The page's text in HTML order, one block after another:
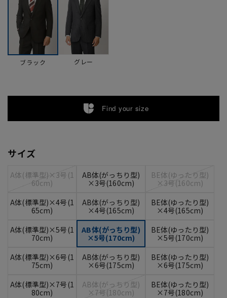
ブラック グレー
Find your size
サイズ
A体(標準型)×3号(1
60cm)
AB体(がっちり型)
×3号(160cm)
BE体(ゆったり型)
×3号(160cm)
A体(標準型)×4号(1
65cm)
AB体(がっちり型)
×4号(165cm)
BE体(ゆったり型)
×4号(165cm)
A体(標準型)×5号(1
70cm)
AB体(がっちり型)
×5号(170cm)
BE体(ゆったり型)
×5号(170cm)
A体(標準型)×6号(1
75cm)
AB体(がっちり型)
×6号(175cm)
BE体(ゆったり型)
×6号(175cm)
A体(標準型)×7号(1
80cm)
AB体(がっちり型)
×7号(180cm)
BE体(ゆったり型)
×7号(180cm)